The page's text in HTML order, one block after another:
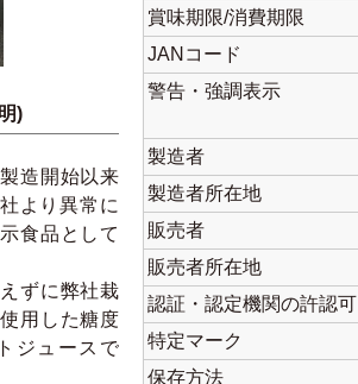
)
造開始以来
より異常に
食品として
ずに弊社栽
用した糖度
ジュースで
賞味期限/消費期限
JANコード
警告・強調表示
製造者
製造者所在地
販売者
販売者所在地
認証・認定機関の許認可
特定マーク
保存方法